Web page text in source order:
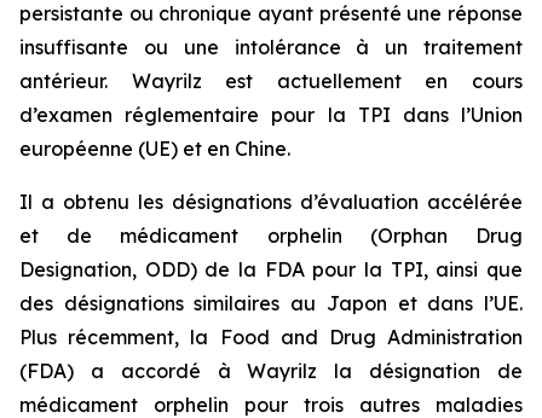
persistante ou chronique ayant présenté une réponse
insuffisante ou une intolérance à un traitement
antérieur. Wayrilz est actuellement en cours
d’examen réglementaire pour la TPI dans l’Union
européenne (UE) et en Chine.
Il a obtenu les désignations d’évaluation accélérée
et de médicament orphelin (Orphan Drug
Designation, ODD) de la FDA pour la TPI, ainsi que
des désignations similaires au Japon et dans l’UE.
Plus récemment, la Food and Drug Administration
(FDA) a accordé à Wayrilz la désignation de
médicament orphelin pour trois autres maladies